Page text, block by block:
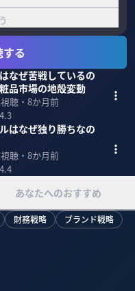
る
なぜ苦戦しているの
品市場の地殻変動
聴・ 8か月前
4.3
はなぜ独り勝ちなの
聴・ 8か月前
4.4
あなたへのおすすめ
財務戦略 ブランド戦略